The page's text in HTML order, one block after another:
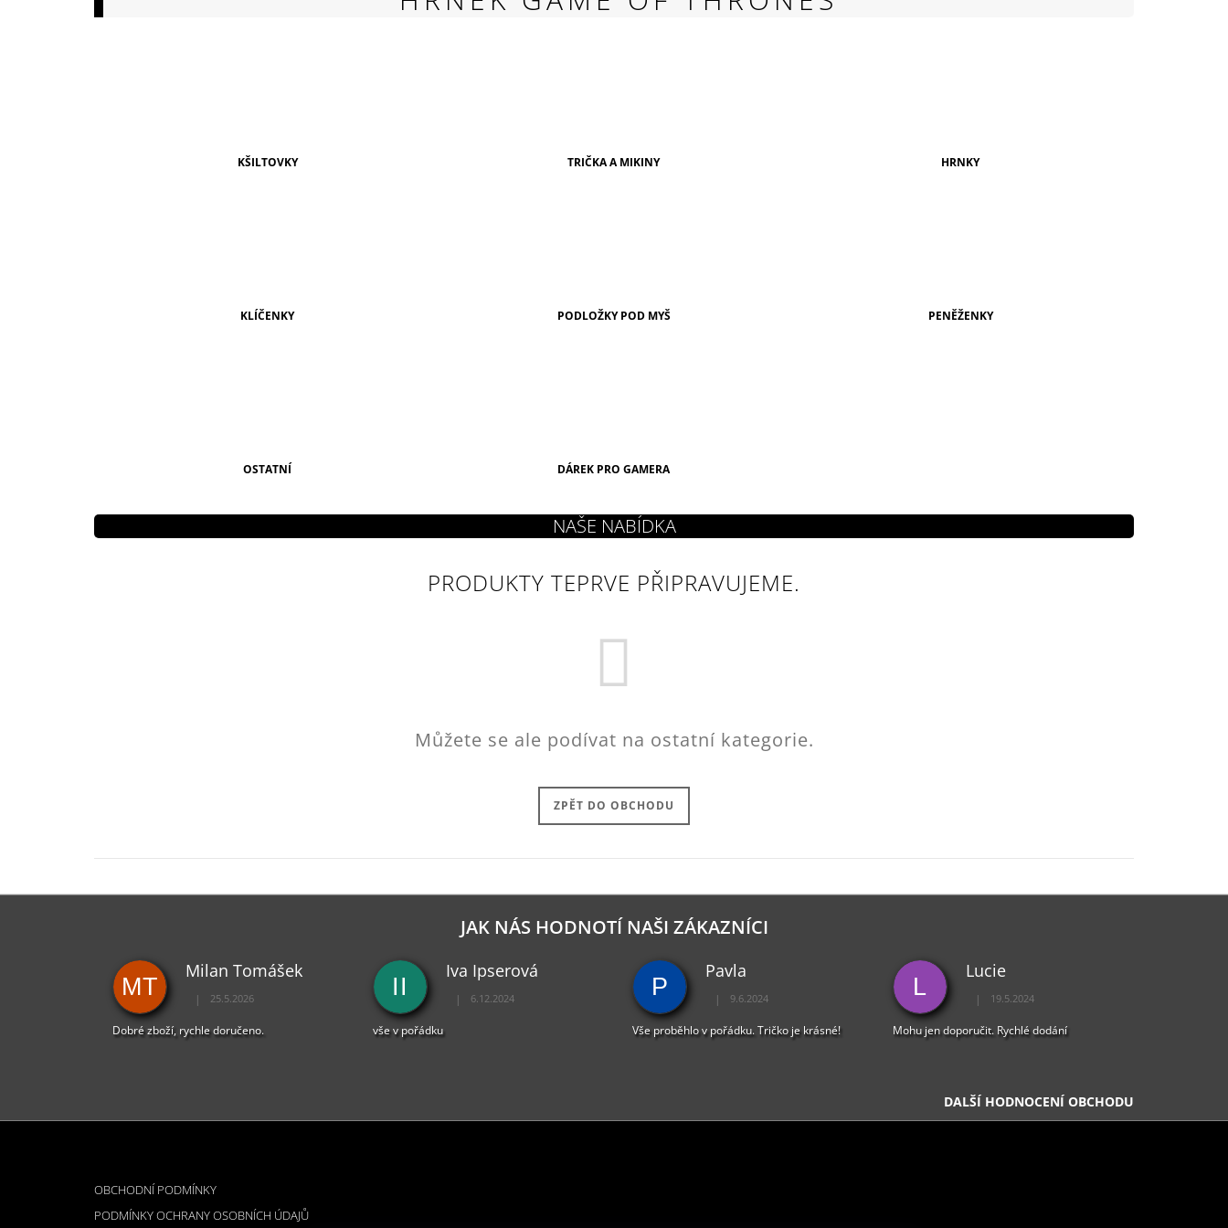
KŠILTOVKY TRIČKA A MIKINY HRNKY
KLÍČENKY PODLOŽKY POD MYŠ PENĚŽENKY
OSTATNÍ DÁREK PRO GAMERA
PRODUKTY TEPRVE PŘIPRAVUJEME.
Můžete se ale podívat na ostatní kategorie.
ZPĚT DO OBCHODU
999 Kč
JAK NÁS HODNOTÍ NAŠI ZÁKAZNÍCI
MT
Milan Tomášek
Hodnocení obchodu je 5 z 5 hvězdiček.
| 25.5.2026
Dobré zboží, rychle doručeno.
II
Iva Ipserová
Hodnocení obchodu je 5 z 5 hvězdiček.
| 6.12.2024
vše v pořádku
P
Pavla
Hodnocení obchodu je 5 z 5 hvězdiček.
| 9.6.2024
Vše proběhlo v pořádku. Tričko je krásné!
L
Lucie
Hodnocení obchodu je 5 z 5 hvězdiček.
| 19.5.2024
Mohu jen doporučit. Rychlé dodání
DALŠÍ HODNOCENÍ OBCHODU
OBCHODNÍ PODMÍNKY
PODMÍNKY OCHRANY OSOBNÍCH ÚDAJŮ